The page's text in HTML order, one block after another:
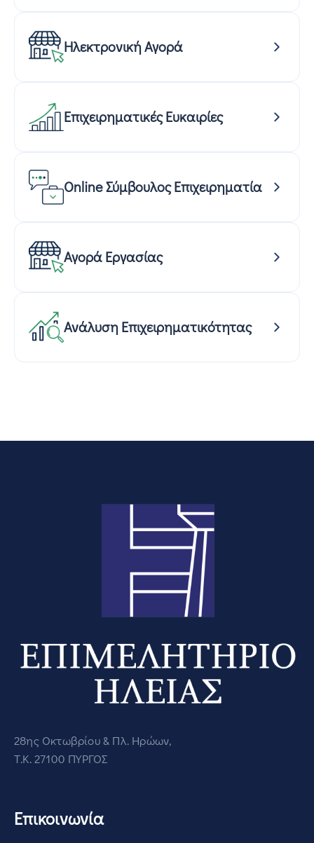
Ηλεκτρονική Αγορά
Επιχειρηματικές Ευκαιρίες
Online Σύμβουλος Επιχειρηματία
Αγορά Εργασίας
Ανάλυση Επιχειρηματικότητας
28ης Οκτωβρίου & Πλ. Ηρώων,
Τ.Κ. 27100 ΠΥΡΓΟΣ
Επικοινωνία